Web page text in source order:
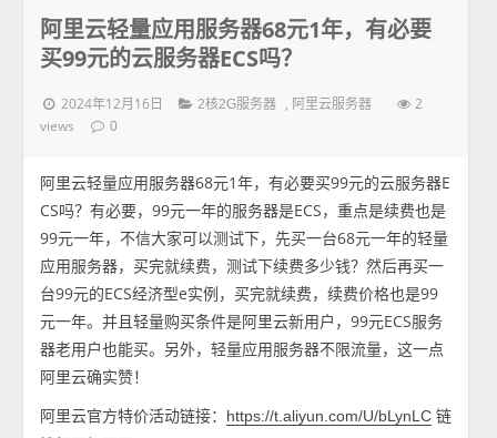
阿里云轻量应用服务器68元1年，有必要
买99元的云服务器ECS吗？
2024年12月16日 2核2G服务器 , 阿里云服务器
2
views
0
阿里云轻量应用服务器68元1年，有必要买99元的云服务器E
CS吗？有必要，99元一年的服务器是ECS，重点是续费也是
99元一年，不信大家可以测试下，先买一台68元一年的轻量
应用服务器，买完就续费，测试下续费多少钱？然后再买一
台99元的ECS经济型e实例，买完就续费，续费价格也是99
元一年。并且轻量购买条件是阿里云新用户，99元ECS服务
器老用户也能买。另外，轻量应用服务器不限流量，这一点
阿里云确实赞！
阿里云官方特价活动链接：
https://t.aliyun.com/U/bLynLC 链